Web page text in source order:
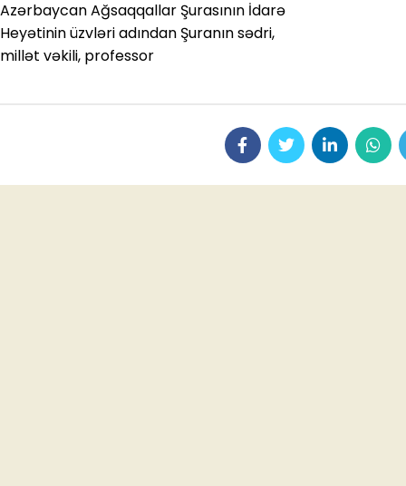
Azərbaycan Ağsaqqallar Şurasının İdarə
Heyətinin üzvləri adından Şuranın sədri,
millət vəkili, professor